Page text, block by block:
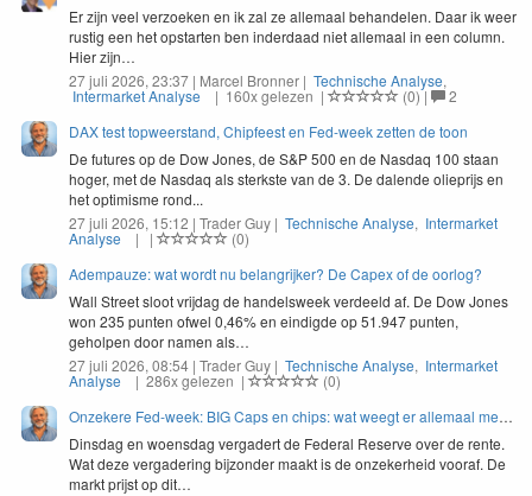
Er zijn veel ver­zoeken en ik zal ze alle­maal behan­de­len. Daar ik weer
rustig een het opstarten ben inder­daad niet alle­maal in een col­umn.
Hier zijn…
27 juli 2026, 23:37 | Marcel Bronner | Technische Analyse,
Intermarket Analyse | 160x gelezen | (0)|
2
DAX test topweerstand, Chipfeest en Fed-week zetten de toon
De futures op de Dow Jones, de S&P 500 en de Nasdaq 100 staan
hoger, met de Nasdaq als sterkste van de 3. De dalende olieprijs en
het optimisme rond...
27 juli 2026, 15:12 | Trader Guy | Technische Analyse, Intermarket
Analyse | |
(0)
Adempauze: wat wordt nu belangrijker? De Capex of de oorlog?
Wall Street sloot vri­jdag de han­del­sweek verdeeld af. De Dow Jones
won 235 pun­ten ofwel 0,46% en eindigde op51.947pun­ten,
geholpen door namen als…
27 juli 2026, 08:54 | Trader Guy | Technische Analyse, Intermarket
Analyse | 286x gelezen |
(0)
Onzekere Fed-week: BIG Caps en chips: wat weegt er allemaal mee
volgende week?
Dins­dag en woens­dag ver­gadert de Fed­er­al Reserve over de rente.
Wat deze ver­gader­ing bij­zon­der maakt is de onzek­er­heid vooraf. De
markt pri­jst op dit…